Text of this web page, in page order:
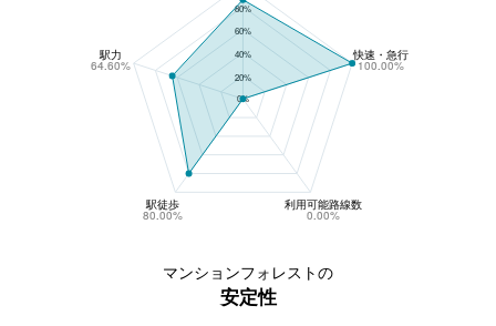
80%
60%
40%
20%
0%
駅力
64.60%
駅徒歩
80.00%
利用可能路線数
0.00%
快速・急行
100.00%
マンションフォレストの
安定性